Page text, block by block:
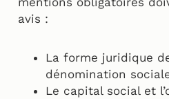
avis :
La forme juridique
dénomination
Le capital social et